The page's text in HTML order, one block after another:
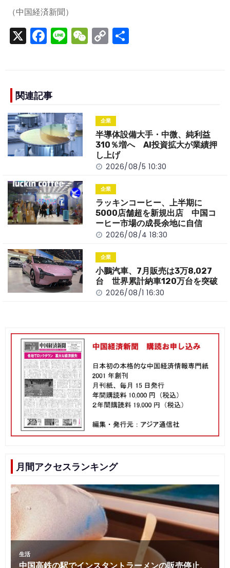
（中国経済新聞）
X F
a
e
b
o
o
k
Li
n
W
e
C
o
n
k
関連記事
企業
半導体設備大手・中微、純利益
310％増へ AI投資拡大が業績押
し上げ
2026/08/5 10:30
企業
ラッキンコーヒー、上半期に
5000店舗超を新規出店 中国コ
ーヒー市場の成長余地に自信
2026/08/4 18:30
企業
小鵬汽車、7月販売は3万8,027
台 世界累計納車120万台を突破
2026/08/1 16:30
月間アクセスランキング